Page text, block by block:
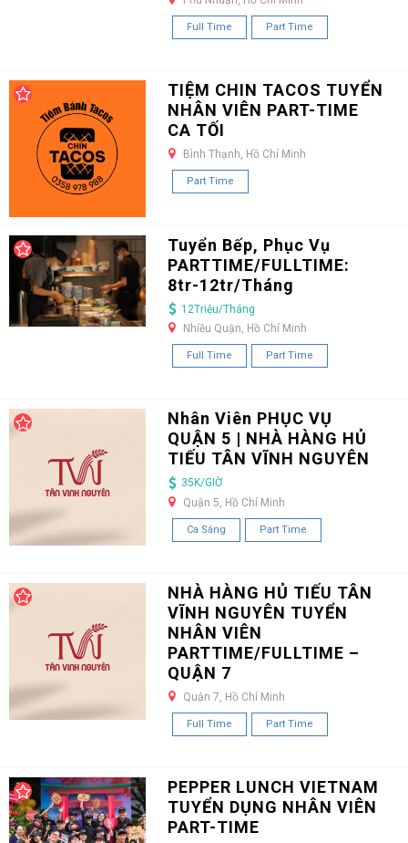
Full Time Part Time
TIỆM CHIN TACOS TUYỂN
NHÂN VIÊN PART-TIME
CA TỐI
Bình Thạnh, Hồ Chí Minh
Part Time
Tuyển Bếp, Phục Vụ
PARTTIME/FULLTIME:
8tr-12tr/Tháng
12Triệu/Tháng
Nhiều Quận, Hồ Chí Minh
Full Time Part Time
Nhân Viên PHỤC VỤ
QUẬN 5 | NHÀ HÀNG HỦ
TIẾU TÂN VĨNH NGUYÊN
35K/GIỜ
Quận 5, Hồ Chí Minh
Ca Sáng Part Time
NHÀ HÀNG HỦ TIẾU TÂN
VĨNH NGUYÊN TUYỂN
NHÂN VIÊN
PARTTIME/FULLTIME –
QUẬN 7
Quận 7, Hồ Chí Minh
Full Time Part Time
PEPPER LUNCH VIETNAM
TUYỂN DỤNG NHÂN VIÊN
PART-TIME